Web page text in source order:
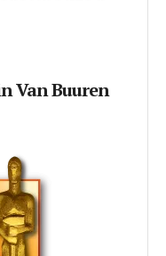
Van Buuren